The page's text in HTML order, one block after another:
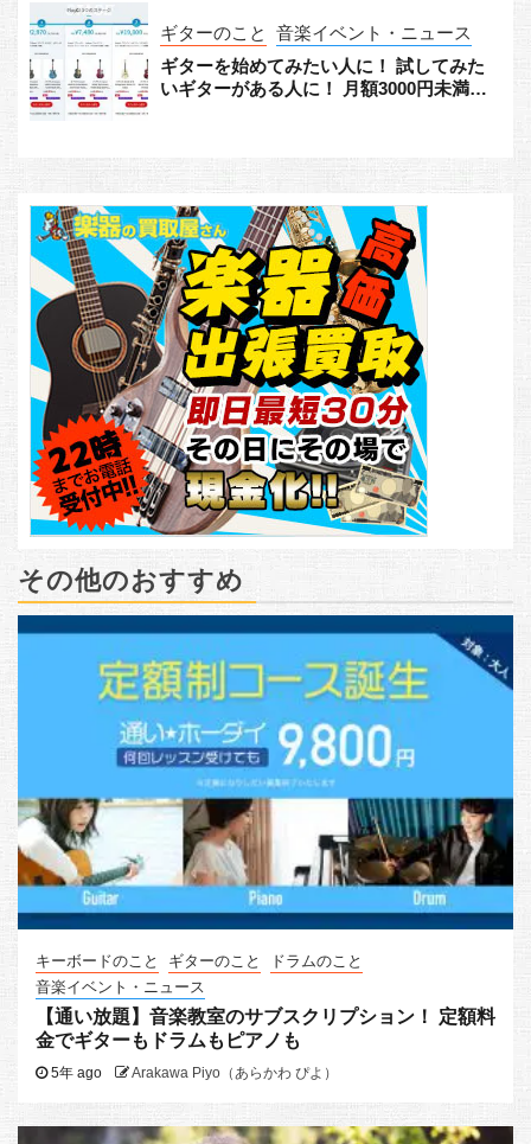
ギターのこと
音楽イベント・ニュース
ギターを始めてみたい人に！ 試してみた
いギターがある人に！ 月額3000円未満か
その他のおすすめ
キーボードのこと ギターのこと
ドラムのこと
音楽イベント・ニュース
【通い放題】音楽教室のサブスクリプション！ 定額料
金でギターもドラムもピアノも
5年 ago Arakawa Piyo（あらかわ ぴよ）